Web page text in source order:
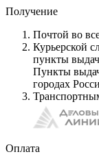
Получение
Почтой во
Курьерской
пункты
Пункты
городах
Оплата